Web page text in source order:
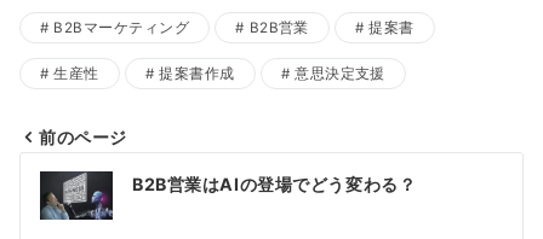
B2Bマーケティング B2B営業 提案書
生産性 提案書作成 意思決定支援
投
稿
前のページ
B2B営業はAIの登場でどう変わる？